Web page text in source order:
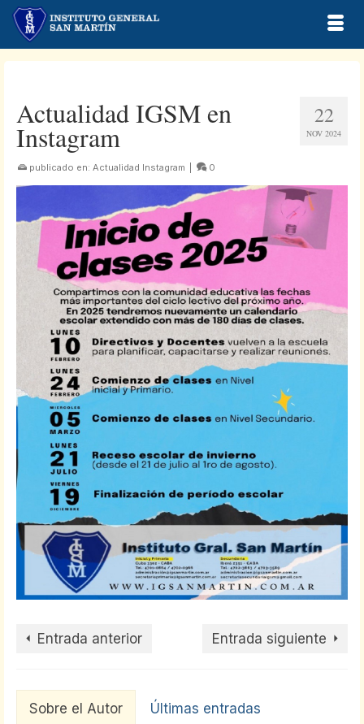
22
NOV 2024
Actualidad IGSM en
Instagram
publicado en: Actualidad Instagram 0
Entrada anterior Entrada siguiente
Sobre el Autor Últimas entradas